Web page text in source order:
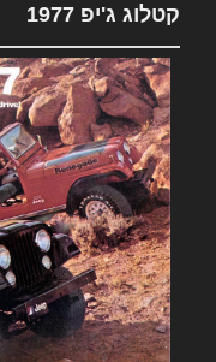
קטלוג ג'יפ 1977